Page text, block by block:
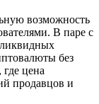
возможность
В паре с
без
цена
продавцов и